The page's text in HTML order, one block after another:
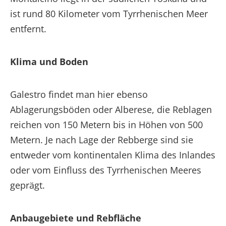
ist rund 80 Kilometer vom Tyrrhenischen Meer
entfernt.
Klima und Boden
Galestro findet man hier ebenso
Ablagerungsböden oder Alberese, die Reblagen
reichen von 150 Metern bis in Höhen von 500
Metern. Je nach Lage der Rebberge sind sie
entweder vom kontinentalen Klima des Inlandes
oder vom Einfluss des Tyrrhenischen Meeres
geprägt.
Anbaugebiete und Rebfläche